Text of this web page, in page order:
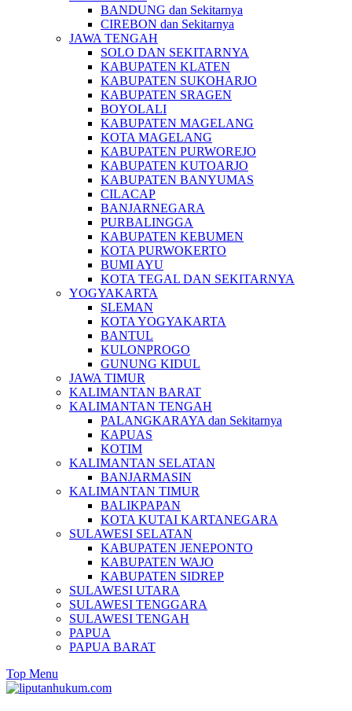
BANDUNG dan Sekitarnya
CIREBON dan Sekitarnya
JAWA TENGAH
SOLO DAN SEKITARNYA
KABUPATEN KLATEN
KABUPATEN SUKOHARJO
KABUPATEN SRAGEN
BOYOLALI
KABUPATEN MAGELANG
KOTA MAGELANG
KABUPATEN PURWOREJO
KABUPATEN KUTOARJO
KABUPATEN BANYUMAS
CILACAP
BANJARNEGARA
PURBALINGGA
KABUPATEN KEBUMEN
KOTA PURWOKERTO
BUMI AYU
KOTA TEGAL DAN SEKITARNYA
YOGYAKARTA
SLEMAN
KOTA YOGYAKARTA
BANTUL
KULONPROGO
GUNUNG KIDUL
JAWA TIMUR
KALIMANTAN BARAT
KALIMANTAN TENGAH
PALANGKARAYA dan Sekitarnya
KAPUAS
KOTIM
KALIMANTAN SELATAN
BANJARMASIN
KALIMANTAN TIMUR
BALIKPAPAN
KOTA KUTAI KARTANEGARA
SULAWESI SELATAN
KABUPATEN JENEPONTO
KABUPATEN WAJO
KABUPATEN SIDREP
SULAWESI UTARA
SULAWESI TENGGARA
SULAWESI TENGAH
PAPUA
PAPUA BARAT
Top Menu